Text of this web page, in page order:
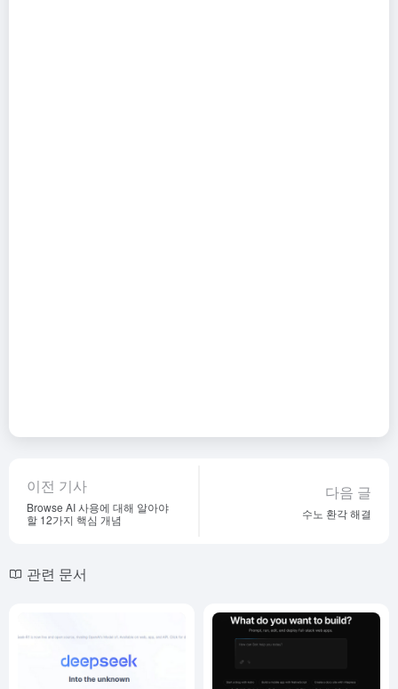
이전 기사
Browse AI 사용에 대해 알아야
할 12가지 핵심 개념
다음 글
수노 환각 해결
관련 문서